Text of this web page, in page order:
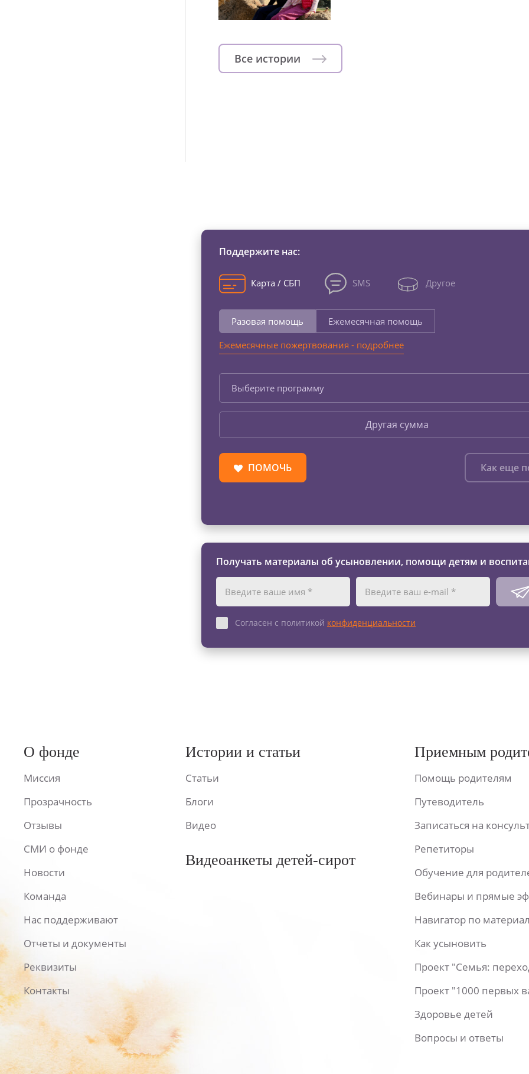
Все истории
Поддержите нас:
Карта / СБП SMS Другое
Разовая помощь
Ежемесячная помощь
Ежемесячные пожертвования - подробнее
Выберите программу
Другая сумма
ПОМОЧЬ Как еще
Получать материалы об усыновлении, помощи детям и
Согласен с политикой конфиденциальности
О фонде
Миссия
Прозрачность
Отзывы
СМИ о фонде
Новости
Команда
Нас поддерживают
Отчеты и документы
Реквизиты
Контакты
Истории и статьи
Статьи
Блоги
Видео
Видеоанкеты детей-сирот
Приемным
Помощь родителям
Путеводитель
Записаться на
Репетиторы
Обучение для
Вебинары и прямые
Навигатор по
Как усыновить
Проект "Семья:
Проект "1000 первых
Здоровье детей
Вопросы и ответы